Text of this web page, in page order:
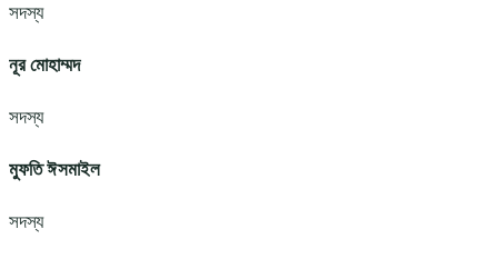
সদস্য
নূর মোহাম্মদ
সদস্য
মুফতি ঈসমাইল
সদস্য